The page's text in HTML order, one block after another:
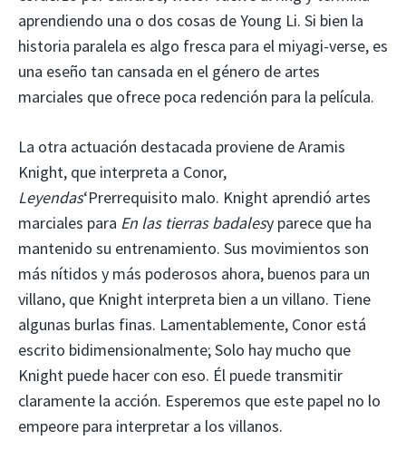
aprendiendo una o dos cosas de Young Li. Si bien la
historia paralela es algo fresca para el miyagi-verse, es
una eseño tan cansada en el género de artes
marciales que ofrece poca redención para la película.
La otra actuación destacada proviene de Aramis
Knight, que interpreta a Conor,
Leyendas‘Prerrequisito malo. Knight aprendió artes
marciales para En las tierras badalesy parece que ha
mantenido su entrenamiento. Sus movimientos son
más nítidos y más poderosos ahora, buenos para un
villano, que Knight interpreta bien a un villano. Tiene
algunas burlas finas. Lamentablemente, Conor está
escrito bidimensionalmente; Solo hay mucho que
Knight puede hacer con eso. Él puede transmitir
claramente la acción. Esperemos que este papel no lo
empeore para interpretar a los villanos.